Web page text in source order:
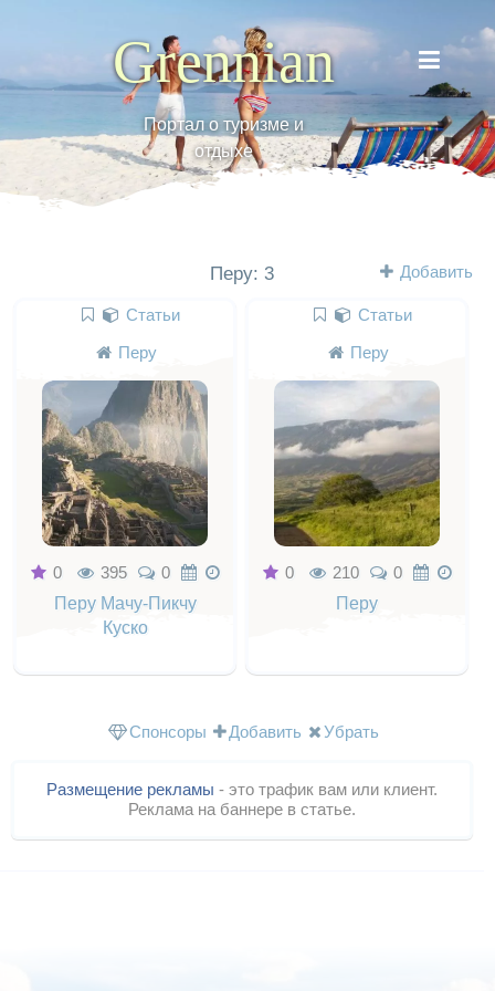
Grennian
Портал о туризме и
отдыхе
Перу: 3 Добавить
Статьи
Перу
0 395
0
Перу Мачу-Пикчу
Куско
Статьи
Перу
0 210
0
Перу
Спонсоры Добавить Убрать
Размещение рекламы - это трафик вам или клиент.
Реклама на баннере в статье.